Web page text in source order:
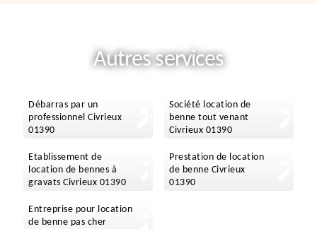
Autres services
Débarras par un
professionnel Civrieux
01390
Société location de
benne tout venant
Civrieux 01390
Etablissement de
location de bennes à
gravats Civrieux 01390
Prestation de location
de benne Civrieux
01390
Entreprise pour location
de benne pas cher